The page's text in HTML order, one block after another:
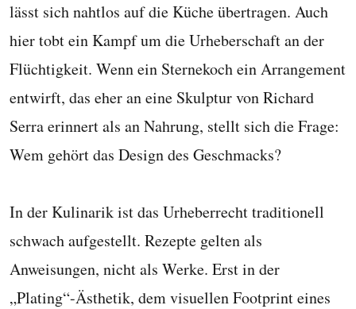
lässt sich nahtlos auf die Küche übertragen. Auch
hier tobt ein Kampf um die Urheberschaft an der
Flüchtigkeit. Wenn ein Sternekoch ein Arrangement
entwirft, das eher an eine Skulptur von Richard
Serra erinnert als an Nahrung, stellt sich die Frage:
Wem gehört das Design des Geschmacks?
In der Kulinarik ist das Urheberrecht traditionell
schwach aufgestellt. Rezepte gelten als
Anweisungen, nicht als Werke. Erst in der
„Plating“-Ästhetik, dem visuellen Footprint eines